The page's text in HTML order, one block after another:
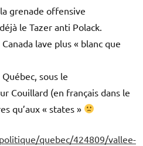
grenade offensive
le Tazer anti Polack.
lave plus « blanc que
sous le
Couillard (en français dans le
qu’aux « states »
quebec/424809/vallee-